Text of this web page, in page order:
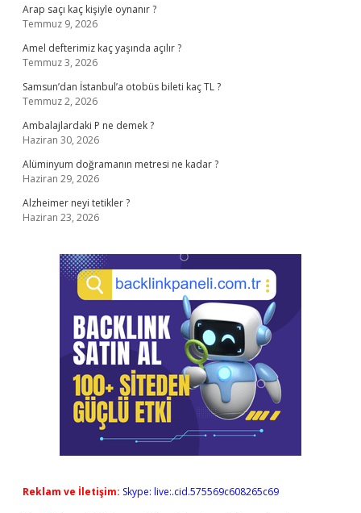
Arap saçı kaç kişiyle oynanır ?
Temmuz 9, 2026
Amel defterimiz kaç yaşında açılır ?
Temmuz 3, 2026
Samsun’dan İstanbul’a otobüs bileti kaç TL ?
Temmuz 2, 2026
Ambalajlardaki P ne demek ?
Haziran 30, 2026
Alüminyum doğramanın metresi ne kadar ?
Haziran 29, 2026
Alzheimer neyi tetikler ?
Haziran 23, 2026
Reklam ve İletişim: Skype: live:.cid.575569c608265c69